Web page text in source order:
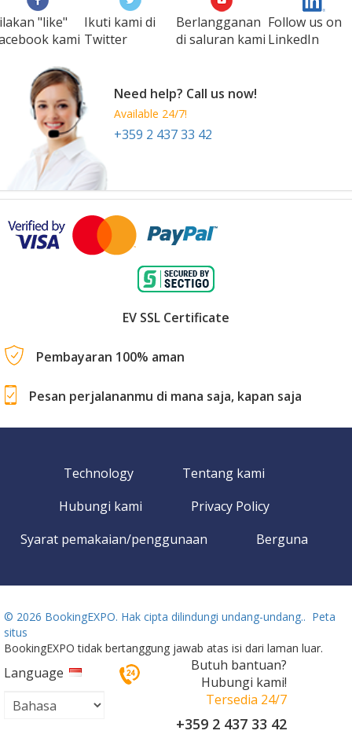
"like"
kami
Ikuti kami di
Twitter
Berlangganan
di saluran kami
Follow us on
LinkedIn
Need help? Call us now!
Available 24/7!
+359 2 437 33 42
EV SSL Certificate
Pembayaran 100% aman
Pesan perjalananmu di mana saja, kapan saja
Technology
Tentang kami
Hubungi kami
Privacy Policy
Syarat pemakaian/penggunaan
Berguna
© 2026 BookingEXPO. Hak cipta dilindungi undang-undang.. Peta
situs
BookingEXPO tidak bertanggung jawab atas isi dari laman luar.
Language
Butuh bantuan?
Hubungi kami!
Tersedia 24/7
+359 2 437 33 42